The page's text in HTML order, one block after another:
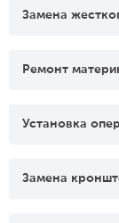
Замена
Ремонт
Установка
Замена